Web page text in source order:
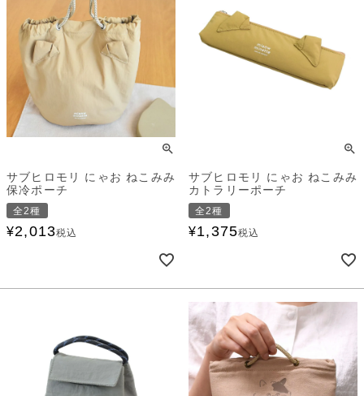
サブヒロモリ にゃお ねこみみ
保冷ポーチ
全2種
¥2,013税込
サブヒロモリ にゃお ねこみみ
カトラリーポーチ
全2種
¥1,375税込